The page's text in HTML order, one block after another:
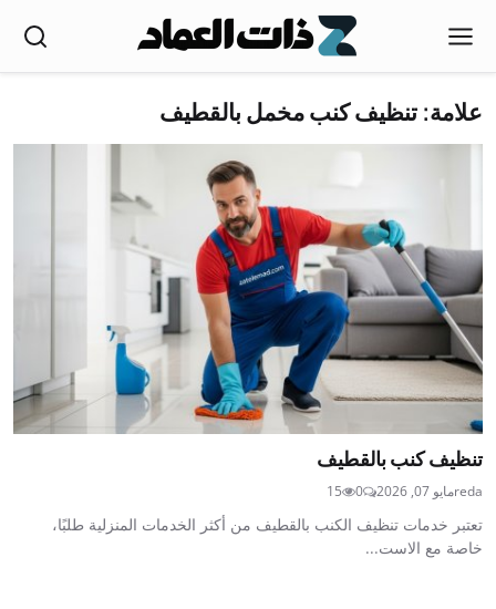
علامة: تنظيف كنب مخمل بالقطيف
تنظيف كنب بالقطيف
redaمايو 07, 2026 0
15
تعتبر خدمات تنظيف الكنب بالقطيف من أكثر الخدمات المنزلية طلبًا،
خاصة مع الاست...